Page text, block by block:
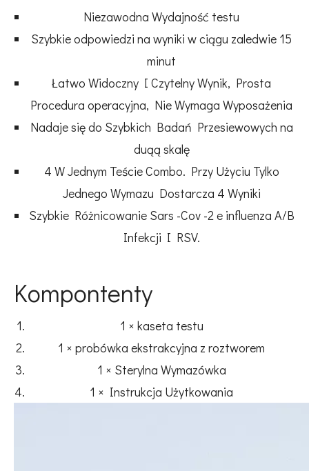
Niezawodna Wydajność testu
Szybkie odpowiedzi na wyniki w ciągu zaledwie 15
minut
Łatwo Widoczny I Czytelny Wynik, Prosta
Procedura operacyjna, Nie Wymaga Wyposażenia
Nadaje się do Szybkich Badań Przesiewowych na
duąą skalę
4 W Jednym Teście Combo. Przy Użyciu Tylko
Jednego Wymazu Dostarcza 4 Wyniki
Szybkie Różnicowanie Sars -Cov -2 e influenza A/B
Infekcji I RSV.
Kompontenty
1 × kaseta testu
1 × probówka ekstrakcyjna z roztworem
1 × Sterylna Wymazówka
1 × Instrukcja Użytkowania